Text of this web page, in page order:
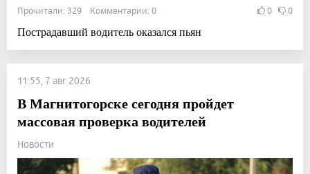
Прочитали: 329 Комментарии: 0 0 0
Пострадавший водитель оказался пьян
11:55, 7 авг 2026
В Магнитогорске сегодня пройдет
массовая проверка водителей
Новости